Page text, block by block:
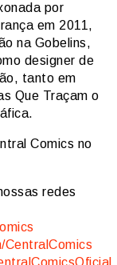
por
em 2011,
na Gobelins,
designer de
tanto em
Que Traçam o
Comics no
redes